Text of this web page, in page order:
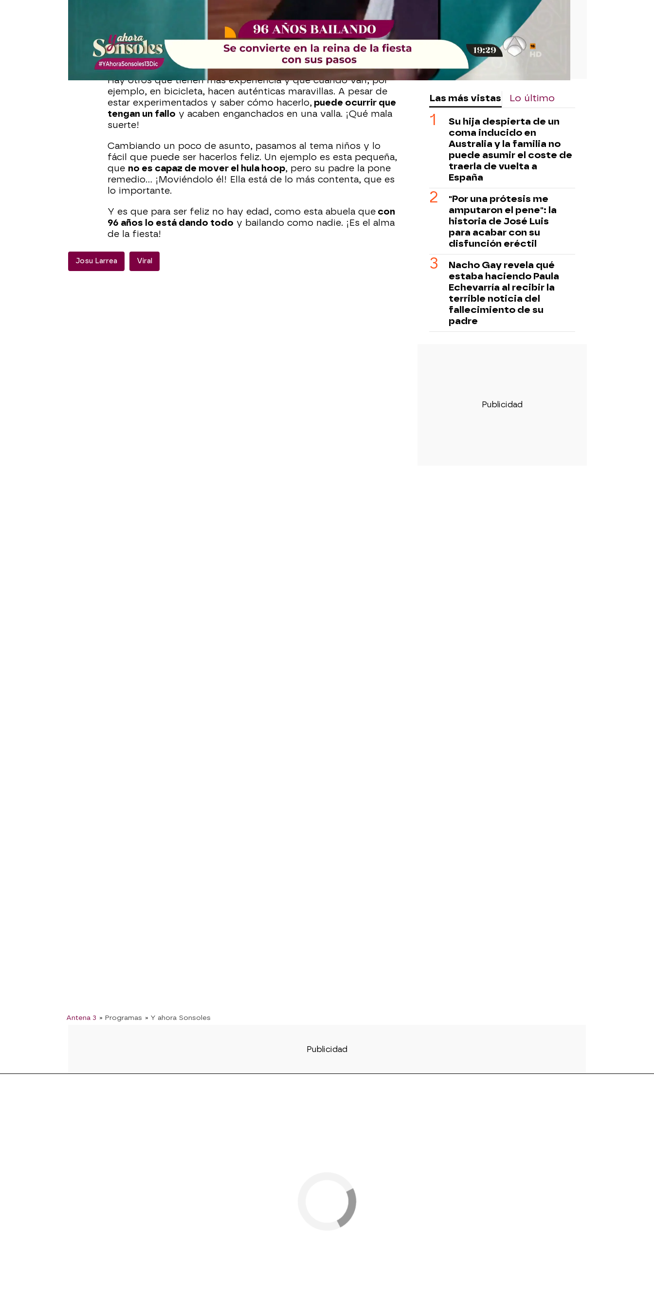
Por la calle vamos con prisas por lo general, y la mayoría casi
corriendo. Por ese motivo hay gente que ha dado con alguna
idea para ir volando de un lado a otro , ¡aunque sea
una locura! Este hombre ha decidido ponerse unos patines y
engancharse a un coche, aunque no le ha salido del todo
bien...
Hay otros que tienen más experiencia y que cuando van, por
ejemplo, en bicicleta, hacen auténticas maravillas. A pesar de
estar experimentados y saber cómo hacerlo, puede ocurrir que
tengan un fallo y acaben enganchados en una valla. ¡Qué mala
suerte!
Cambiando un poco de asunto, pasamos al tema niños y lo
fácil que puede ser hacerlos feliz. Un ejemplo es esta pequeña,
que no es capaz de mover el hula hoop, pero su padre la pone
remedio... ¡Moviéndolo él! Ella está de lo más contenta, que es
lo importante.
Y es que para ser feliz no hay edad, como esta abuela que con
96 años lo está dando todo y bailando como nadie. ¡Es el alma
de la fiesta!
Josu Larrea Viral
Antena 3 » Programas » Y ahora Sonsoles
Las más vistas Lo último
Su hija despierta de un
coma inducido en
Australia y la familia no
puede asumir el coste de
traerla de vuelta a
España
"Por una prótesis me
amputaron el pene": la
historia de José Luis
para acabar con su
disfunción eréctil
Nacho Gay revela qué
estaba haciendo Paula
Echevarría al recibir la
terrible noticia del
fallecimiento de su
padre